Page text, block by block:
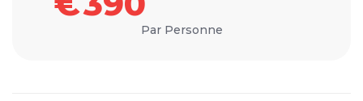
Par Personne